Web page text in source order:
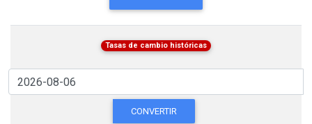
Tasas de cambio históricas
CONVERTIR